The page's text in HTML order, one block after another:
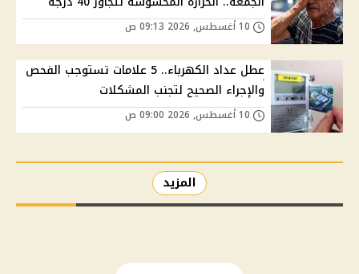
عطل عداد الكهرباء.. 5 علامات تستوجب الفحص
والإجراء الصحيح لتجنب المشكلات
المزيد